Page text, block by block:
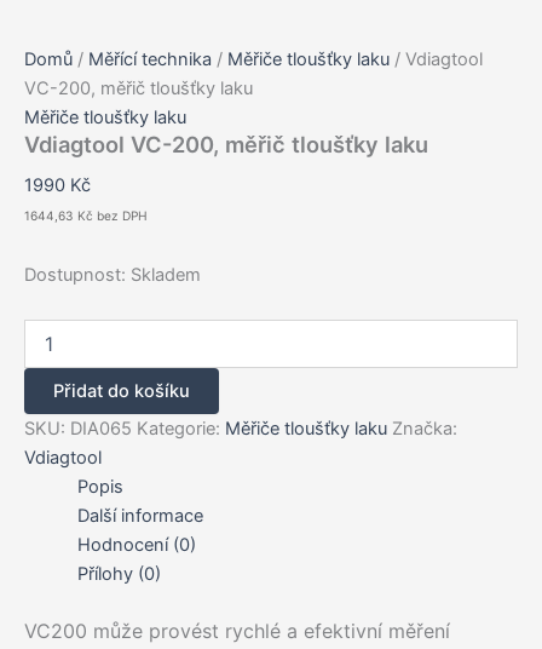
Domů / Měřící technika / Měřiče tloušťky laku / Vdiagtool
VC-200, měřič tloušťky laku
Měřiče tloušťky laku
Vdiagtool VC-200, měřič tloušťky laku
1990 Kč
1644,63 Kč bez DPH
Dostupnost: Skladem
VC-
200,
měřič
tloušťky
laku
množství
Přidat do košíku
SKU: DIA065 Kategorie: Měřiče tloušťky laku Značka:
Vdiagtool
Popis
Další informace
Hodnocení (0)
Přílohy (0)
VC200 může provést rychlé a efektivní měření